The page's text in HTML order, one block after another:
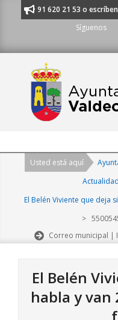
al 91 620 21 53 o
Síguenos
Navigation
Usted está aquí
Actualidad
El Belén Viviente que deja
>
Correo municipal |
El Belén
habla y van